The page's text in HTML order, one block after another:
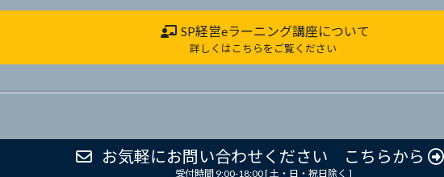
SP経営eラーニング講座について
詳しくはこちらをご覧ください
お気軽にお問い合わせください こちらから
受付時間 9:00-18:00 [ 土・日・祝日除く ]